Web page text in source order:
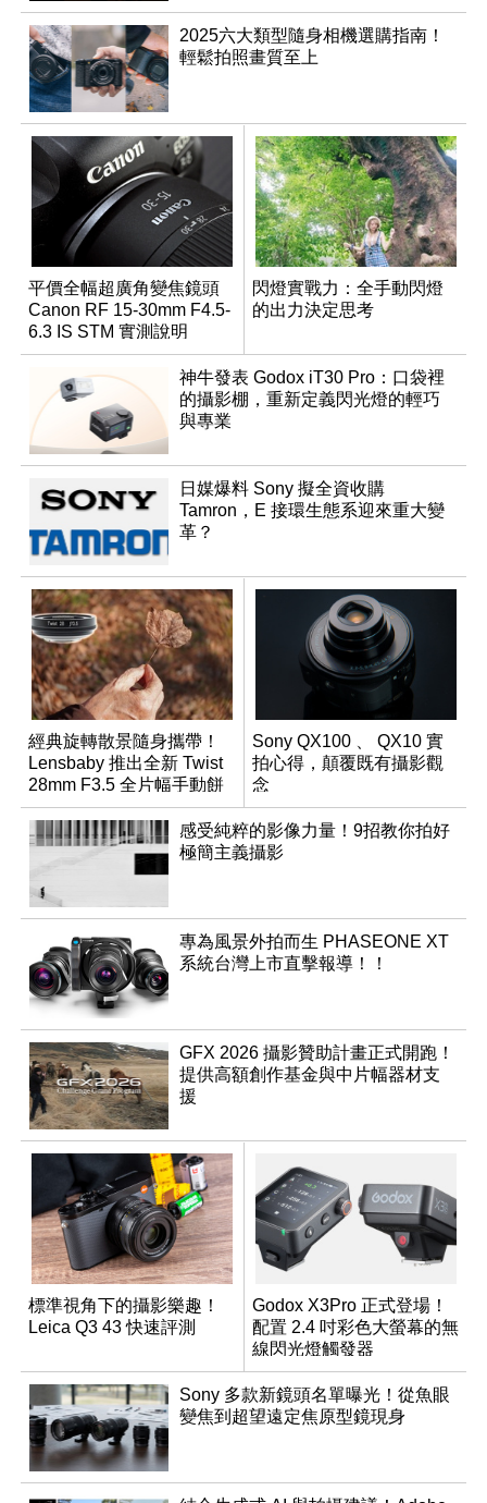
2025六大類型隨身相機選購指南！
輕鬆拍照畫質至上
平價全幅超廣角變焦鏡頭
Canon RF 15-30mm F4.5-
6.3 IS STM 實測說明
閃燈實戰力：全手動閃燈
的出力決定思考
神牛發表 Godox iT30 Pro：口袋裡
的攝影棚，重新定義閃光燈的輕巧
與專業
日媒爆料 Sony 擬全資收購
Tamron，E 接環生態系迎來重大變
革？
經典旋轉散景隨身攜帶！
Lensbaby 推出全新 Twist
28mm F3.5 全片幅手動餅
乾鏡
Sony QX100 、 QX10 實
拍心得，顛覆既有攝影觀
念
感受純粹的影像力量！9招教你拍好
極簡主義攝影
專為風景外拍而生 PHASEONE XT
系統台灣上市直擊報導！！
GFX 2026 攝影贊助計畫正式開跑！
提供高額創作基金與中片幅器材支
援
標準視角下的攝影樂趣！
Leica Q3 43 快速評測
Godox X3Pro 正式登場！
配置 2.4 吋彩色大螢幕的無
線閃光燈觸發器
Sony 多款新鏡頭名單曝光！從魚眼
變焦到超望遠定焦原型鏡現身